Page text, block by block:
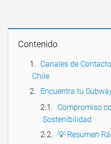
Contenido
Canales de
Chile
Encuentra tu
Compromiso
Sostenibilidad
💡 Resumen